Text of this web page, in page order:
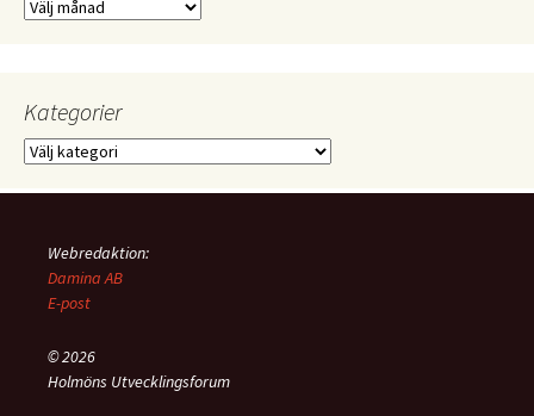
Äldre
Kategorier
Kategorier
Webredaktion:
Damina AB
E-post
© 2026
Holmöns Utvecklingsforum